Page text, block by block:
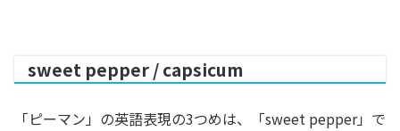
sweet pepper / capsicum
「ピーマン」の英語表現の3つめは、「sweet pepper」で